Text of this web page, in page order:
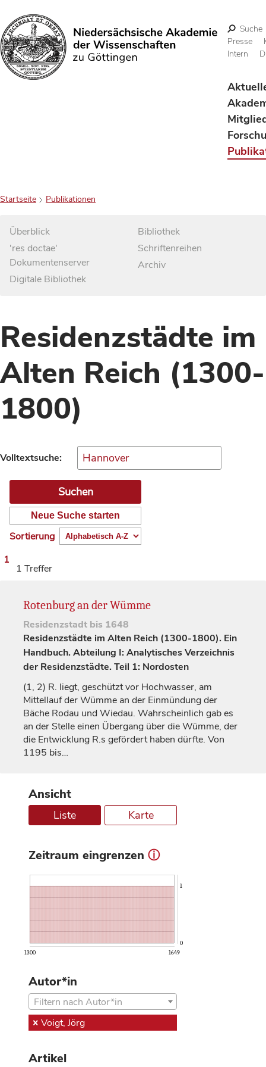
Suchen
Suche
Presse
Intern
Startseite Publikationen
Überblick
'res doctae'
Dokumentenserver
Digitale Bibliothek
Bibliothek
Schriftenreihen
Archiv
Residenzstädte im
Alten Reich (1300-
1800)
Volltextsuche:
Neue Suche starten
Sortierung
1
1 Treffer
Rotenburg an der Wümme
Residenzstadt bis 1648
Residenzstädte im Alten Reich (1300-1800). Ein
Handbuch. Abteilung I: Analytisches Verzeichnis
der Residenzstädte. Teil 1: Nordosten
(1, 2) R. liegt, geschützt vor Hochwasser, am
Mittellauf der Wümme an der Einmündung der
Bäche Rodau und Wiedau. Wahrscheinlich gab es
an der Stelle einen Übergang über die Wümme, der
die Entwicklung R.s gefördert haben dürfte. Von
1195 bis…
Ansicht
Liste Karte
Zeitraum eingrenzen ⓘ
1300 1649
0
1
Autor*in
Filtern nach Autor*in
Voigt, Jörg
Artikel